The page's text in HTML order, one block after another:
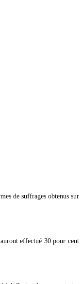
de suffrages obtenus sur
effectué 30 pour cent